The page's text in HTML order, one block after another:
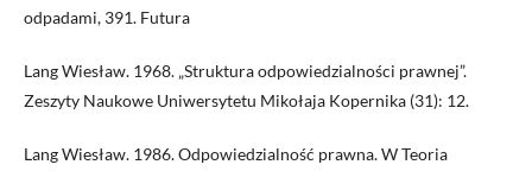
odpadami, 391. Futura
Lang Wiesław. 1968. „Struktura odpowiedzialności prawnej”.
Zeszyty Naukowe Uniwersytetu Mikołaja Kopernika (31): 12.
Lang Wiesław. 1986. Odpowiedzialność prawna. W Teoria